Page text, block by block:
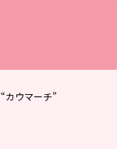
カウマーチ”